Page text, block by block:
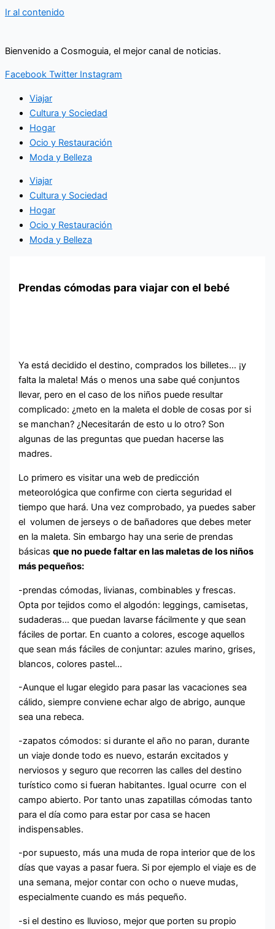
Ir al contenido
Bienvenido a Cosmoguia, el mejor canal de noticias.
Facebook Twitter Instagram
Viajar
Cultura y Sociedad
Hogar
Ocio y Restauración
Moda y Belleza
Viajar
Cultura y Sociedad
Hogar
Ocio y Restauración
Moda y Belleza
Prendas cómodas para viajar con el bebé
Ya está decidido el destino, comprados los billetes… ¡y
falta la maleta! Más o menos una sabe qué conjuntos
llevar, pero en el caso de los niños puede resultar
complicado: ¿meto en la maleta el doble de cosas por si
se manchan? ¿Necesitarán de esto u lo otro? Son
algunas de las preguntas que puedan hacerse las
madres.
Lo primero es visitar una web de predicción
meteorológica que confirme con cierta seguridad el
tiempo que hará. Una vez comprobado, ya puedes saber
el volumen de jerseys o de bañadores que debes meter
en la maleta. Sin embargo hay una serie de prendas
básicasque no puede faltar en las maletas de los niños
más pequeños:
-prendas cómodas, livianas, combinables y frescas.
Opta por tejidos como el algodón: leggings, camisetas,
sudaderas… que puedan lavarse fácilmente y que sean
fáciles de portar. En cuanto a colores, escoge aquellos
que sean más fáciles de conjuntar: azules marino, grises,
blancos, colores pastel…
-Aunque el lugar elegido para pasar las vacaciones sea
cálido, siempre conviene echar algo de abrigo, aunque
sea una rebeca.
-zapatos cómodos: si durante el año no paran, durante
un viaje donde todo es nuevo, estarán excitados y
nerviosos y seguro que recorren las calles del destino
turístico como si fueran habitantes. Igual ocurre con el
campo abierto. Por tanto unas zapatillas cómodas tanto
para el día como para estar por casa se hacen
indispensables.
-por supuesto, más una muda de ropa interior que de los
días que vayas a pasar fuera. Si por ejemplo el viaje es de
una semana, mejor contar con ocho o nueve mudas,
especialmente cuando es más pequeño.
-si el destino es lluvioso, mejor que porten su propio